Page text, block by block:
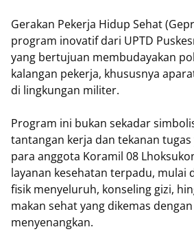
Gerakan Pekerja Hidup Sehat
program inovatif dari UPTD
yang bertujuan membudayakan
kalangan pekerja, khususnya
di lingkungan militer.
Program ini bukan sekadar
tantangan kerja dan tekanan
para anggota Koramil 08
layanan kesehatan terpadu, mulai
fisik menyeluruh, konseling gizi,
makan sehat yang dikemas
menyenangkan.